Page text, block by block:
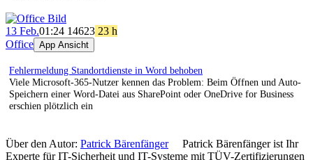
13 Feb.01:24 14623 23 h
Office App Ansicht
Fehlermeldung Standortdienste in Word behoben
Viele Microsoft-365-Nutzer kennen das Problem: Beim Öffnen und Auto-
Speichern einer Word-Datei aus SharePoint oder OneDrive for Business
erschien plötzlich ein
Über den Autor: Patrick Bärenfänger
Patrick Bärenfänger ist Ihr
Experte für IT-Sicherheit und IT-Systeme mit TÜV-Zertifizierungen